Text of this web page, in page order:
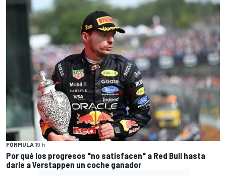
FÓRMULA 19 h
Por qué los progresos "no satisfacen" a Red Bull hasta
darle a Verstappen un coche ganador